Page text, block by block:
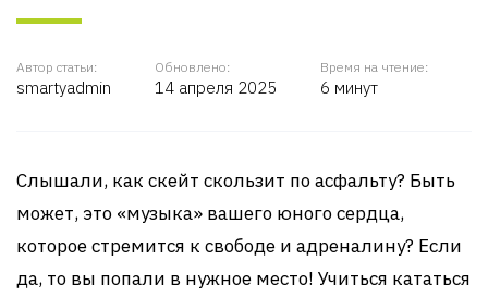
Автор статьи:
smartyadmin
Обновлено:
14 апреля 2025
Время на чтение:
6 минут
Слышали, как скейт скользит по асфальту? Быть
может, это «музыка» вашего юного сердца,
которое стремится к свободе и адреналину? Если
да, то вы попали в нужное место! Учиться кататься